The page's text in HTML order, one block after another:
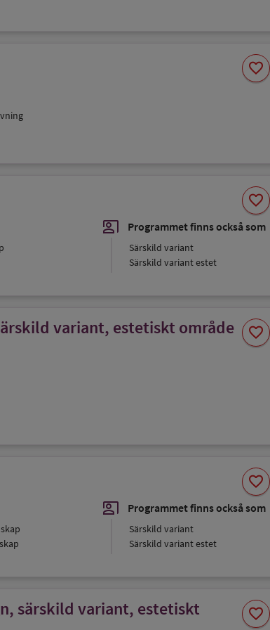
favorite
Spara
som
co_present Programmet finns också som
Särskild variant
Särskild variant estet
favorite
Spara
som
variant, estetiskt område favorite
Spara
som
co_present Programmet finns också som
Särskild variant
Särskild variant estet
favorite
Spara
som
särskild variant, estetiskt
favorite
Spara
som